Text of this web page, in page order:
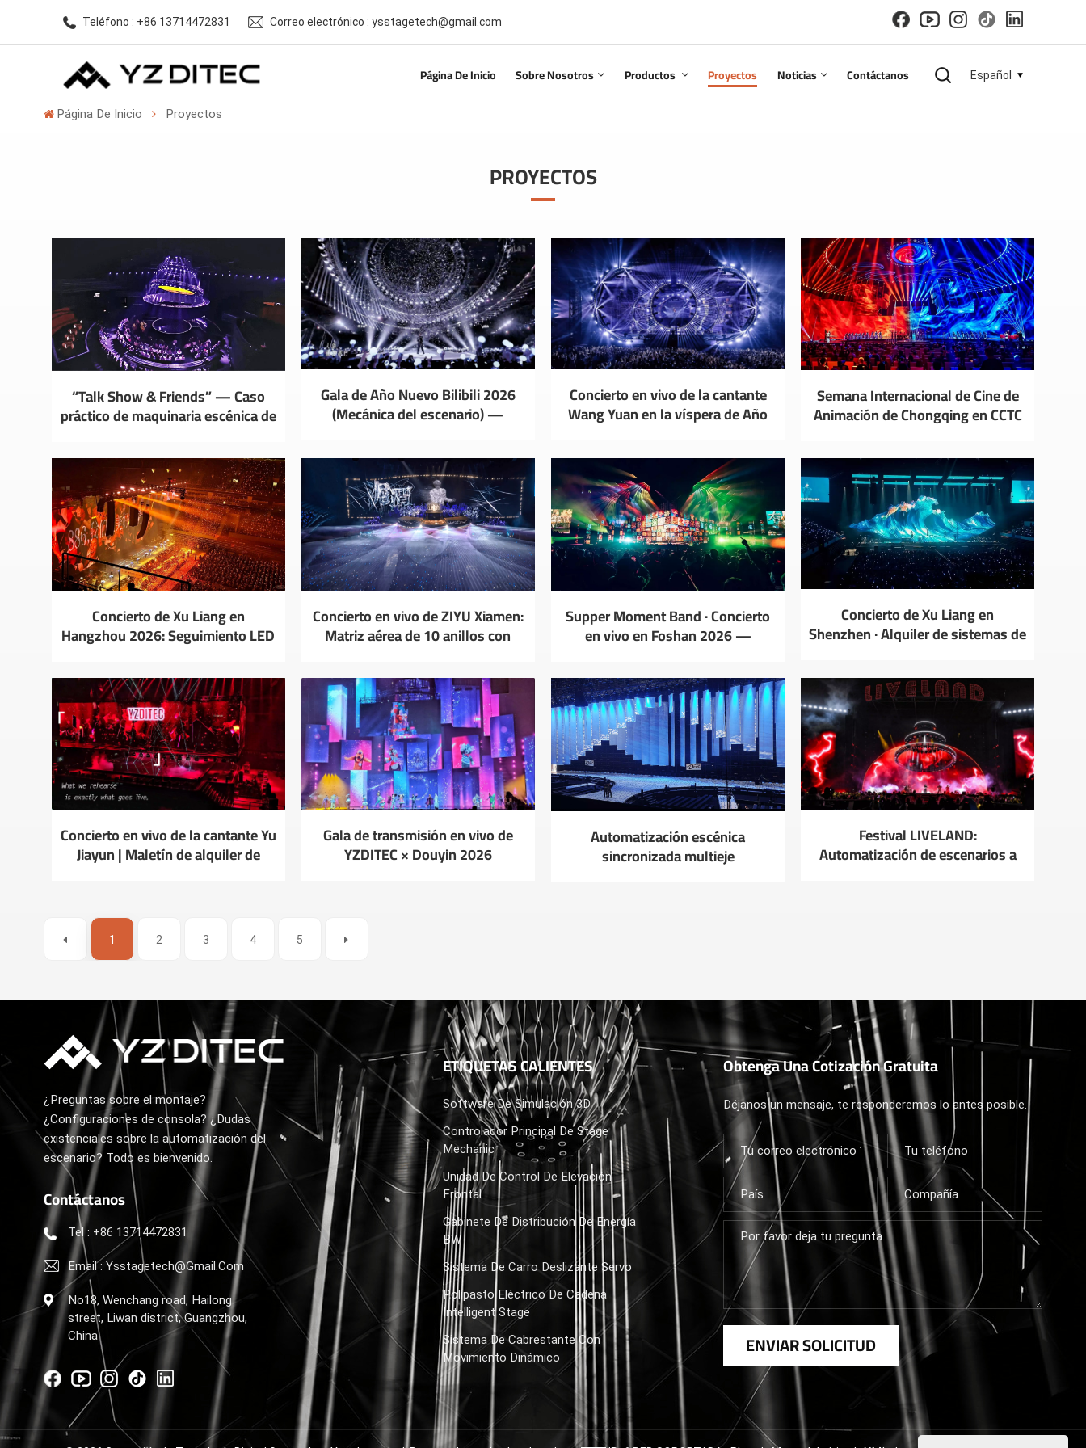
Teléfono : +86 13714472831 Correo electrónico : ysstagetech@gmail.com
Página De Inicio Sobre Nosotros Productos Proyectos Noticias Contáctanos Español
한국의
العربية
Página De Inicio Proyectos
PROYECTOS
“Talk Show & Friends” — Caso
práctico de maquinaria escénica de
Gala de Año Nuevo Bilibili 2026
(Mecánica del escenario) —
Concierto en vivo de la cantante
Wang Yuan en la víspera de Año
Semana Internacional de Cine de
Animación de Chongqing en CCTC
y mecánica de escenario YZDITEC
Concierto de Xu Liang en
Hangzhou 2026: Seguimiento LED
colisiones 3D en tiempo real.
Concierto en vivo de ZIYU Xiamen:
Matriz aérea de 10 anillos con
Supper Moment Band · Concierto
en vivo en Foshan 2026 —
escenario YZDITEC
Concierto de Xu Liang en
Shenzhen · Alquiler de sistemas de
YZDITEC
Concierto en vivo de la cantante Yu
Jiayun | Maletín de alquiler de
Gala de transmisión en vivo de
YZDITEC × Douyin 2026
Automatización escénica
sincronizada multieje
Festival LIVELAND:
Automatización de escenarios a
1 2 3 4 5
¿Preguntas sobre el montaje?
¿Configuraciones de consola? ¿Dudas
existenciales sobre la automatización del
escenario? Todo es bienvenido.
Contáctanos
Tel : +86 13714472831
Email : Ysstagetech@gmail.com
No18, Wenchang road, Hailong
street, Liwan district, Guangzhou,
China
ETIQUETAS CALIENTES
Software De Simulación 3D
Controlador Principal De Stage
Mechanic
Unidad De Control De Elevación
Frontal
Gabinete De Distribución De Energía
BW
Sistema De Carro Deslizante Servo
Polipasto Eléctrico De Cadena
Intelligent Stage
Sistema De Cabrestante Con
Movimiento Dinámico
Obtenga Una Cotización Gratuita
Déjanos un mensaje, te responderemos lo antes posible.
ENVIAR SOLICITUD